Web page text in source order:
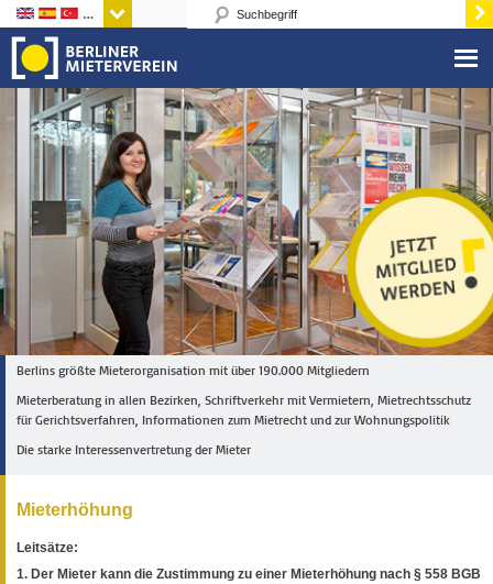
Sprachen
Berlins größte Mieterorganisation mit über 190.000 Mitgliedern
Mieterberatung in allen Bezirken, Schriftverkehr mit Vermietern, Mietrechtsschutz
für Gerichtsverfahren, Informationen zum Mietrecht und zur Wohnungspolitik
Die starke Interessenvertretung der Mieter
Mieterhöhung
Leitsätze:
1. Der Mieter kann die Zustimmung zu einer Mieterhöhung nach § 558 BGB